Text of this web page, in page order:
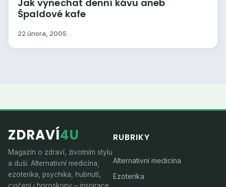
Jak vynechat denní kávu aneb
Špaldové kafe
22 února, 2005
ZDRAVÍ4U
Magazín o zdraví, životním stylu
a duši. Alternativní medicína,
ezoterika, psychika, hubnutí,
RUBRIKY
Alternativní medicína
Ezoterika